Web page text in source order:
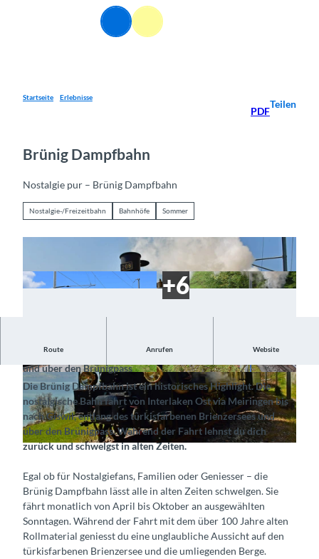
Suche Menü
Startseite Erlebnisse
PDF
Teilen
Brünig Dampfbahn
Nostalgie pur – Brünig Dampfbahn
Nostalgie-/Freizeitbahn Bahnhöfe Sommer
© CC-BY-SA
CC-BY-SA CC-BY-SA
Route Anrufen Website
Schwelge in alten Zeiten und dampfe entlang des Brienzersees
und über den Brünigpass
Die Brünig Dampfbahn ist ein historisches Highlight. Die
nostalgische Bahn fährt von Interlaken Ost via Meiringen bis
nach Giswil, entlang des türkisfarbenen Brienzersees und
über den Brünigpass. Während der Fahrt lehnst du dich
zurück und schwelgst in alten Zeiten.
Egal ob für Nostalgiefans, Familien oder Geniesser – die
Brünig Dampfbahn lässt alle in alten Zeiten schwelgen. Sie
fährt monatlich von April bis Oktober an ausgewählten
Sonntagen. Während der Fahrt mit dem über 100 Jahre alten
Rollmaterial geniesst du eine unglaubliche Aussicht auf den
türkisfarbenen Brienzersee und die umliegenden Berge.